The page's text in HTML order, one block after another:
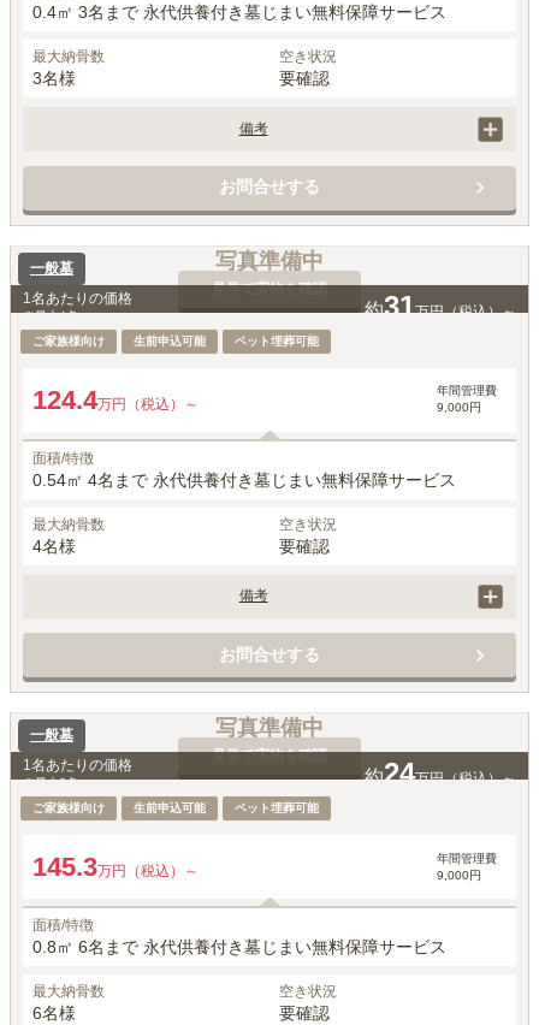
0.4㎡ 3名まで 永代供養付き墓じまい無料保障サービス
最大納骨数
3名様
空き状況
要確認
備考
ス、家名彫刻、建立者名彫刻費用が含まれています。
ペットもいっしょにご納骨可能です。
お問合せする
写真準備中
見学で実物を確認
一般墓
1名あたりの価格
※最大4名 約31万円（税込）～
ご家族様向け 生前申込可能 ペット埋葬可能
124.4万円（税込）～
年間管理費
9,000円
面積/特徴
0.54㎡ 4名まで 永代供養付き墓じまい無料保障サービス
最大納骨数
4名様
空き状況
要確認
備考
価格には、永代使用料、墓石費用、工事費用、お墓じまい保障サービ
ス、家名彫刻、建立者名彫刻費用が含まれています。
ペットもいっしょにご納骨可能です。
お問合せする
写真準備中
見学で実物を確認
一般墓
1名あたりの価格
※最大6名 約24万円（税込）～
ご家族様向け 生前申込可能 ペット埋葬可能
145.3万円（税込）～
年間管理費
9,000円
面積/特徴
0.8㎡ 6名まで 永代供養付き墓じまい無料保障サービス
最大納骨数
6名様
空き状況
要確認